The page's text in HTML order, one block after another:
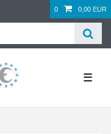
0 0,00 EUR
☰